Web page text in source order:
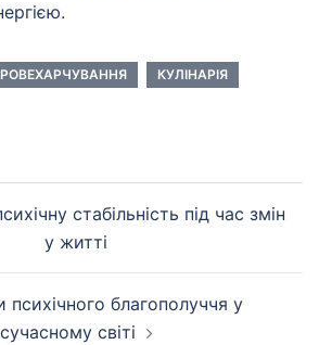
КУЛІНАРІЯ
стабільність під час змін
у житті
психічного благополуччя у
сучасному світі